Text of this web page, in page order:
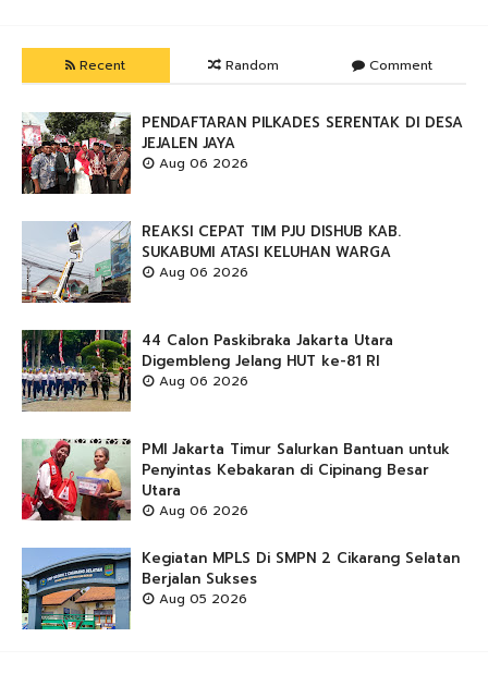
Recent Random Comment
PENDAFTARAN PILKADES SERENTAK DI DESA
JEJALEN JAYA
Aug 06 2026
REAKSI CEPAT TIM PJU DISHUB KAB.
SUKABUMI ATASI KELUHAN WARGA
Aug 06 2026
44 Calon Paskibraka Jakarta Utara
Digembleng Jelang HUT ke-81 RI
Aug 06 2026
PMI Jakarta Timur Salurkan Bantuan untuk
Penyintas Kebakaran di Cipinang Besar
Utara
Aug 06 2026
Kegiatan MPLS Di SMPN 2 Cikarang Selatan
Berjalan Sukses
Aug 05 2026